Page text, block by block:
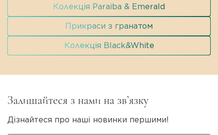
Колекція Paraiba & Emerald
Прикраси з гранатом
Колекція Black&White
Залишайтеся з нами на зв’язку
Дізнайтеся про наші новинки першими!